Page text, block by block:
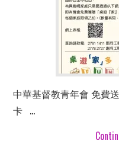
中華基督教青年會 免費
卡 …